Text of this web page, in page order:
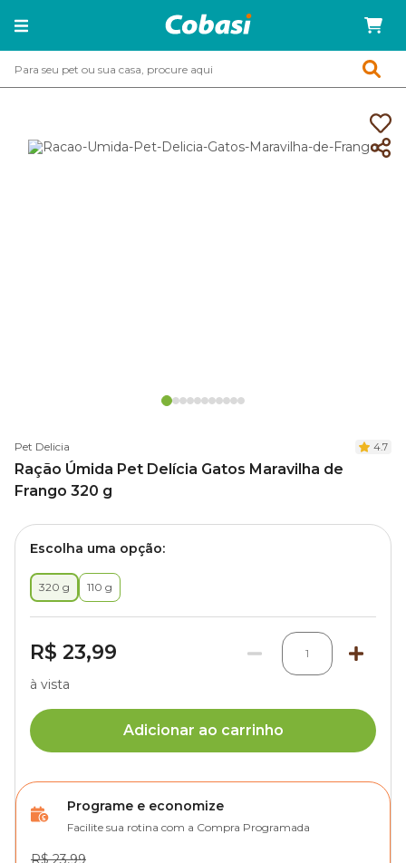
Pet Delicia 4.7
Ração Úmida Pet Delícia Gatos Maravilha de
Frango 320 g
Escolha uma opção:
320 g 110 g
R$ 23,99 1
à vista
Adicionar ao carrinho
Programe e economize
Facilite sua rotina com a Compra Programada
R$ 23,99